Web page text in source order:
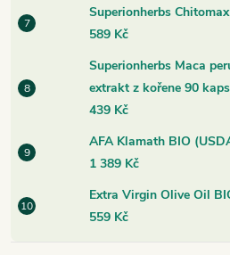
Superionherbs
589 Kč
Superionherbs Maca
extrakt z kořene 90
439 Kč
AFA Klamath BIO
1 389 Kč
Extra Virgin Olive Oil
559 Kč